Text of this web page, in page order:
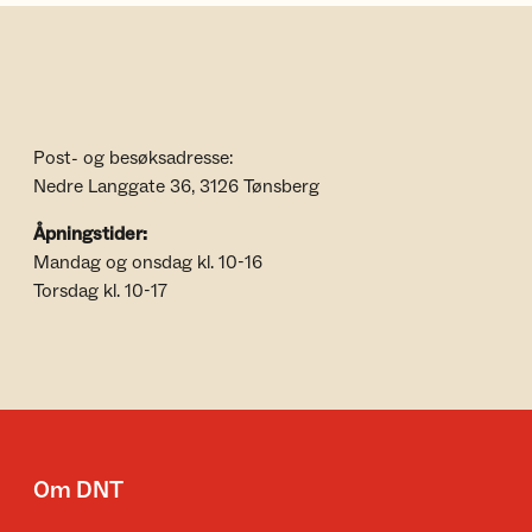
Post- og besøksadresse:
Nedre Langgate 36, 3126 Tønsberg
Åpningstider:
Mandag og onsdag kl. 10-16
Torsdag kl. 10-17
Om DNT